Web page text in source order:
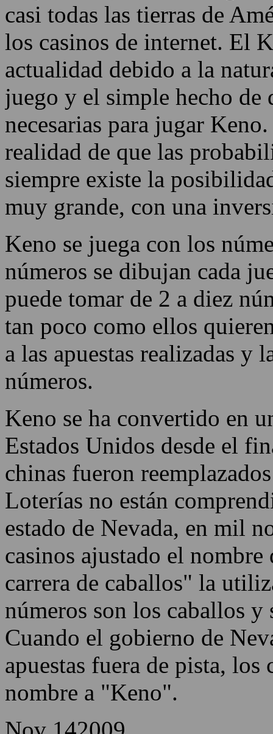
utiliza 120 números.
Hoy en día, Keno es
casi todas las tierras de
los casinos de internet. El
actualidad debido a la
juego y el simple hecho de
necesarias para jugar
realidad de que las
siempre existe la
muy grande, con una
Keno se juega con los
números se dibujan cada
puede tomar de 2 a diez
a las apuestas realizadas y
números.
Keno se ha convertido en
Estados Unidos desde el
chinas fueron
Loterías no están
estado de Nevada, en mil
casinos ajustado el
carrera de caballos" la
números son los caballos y